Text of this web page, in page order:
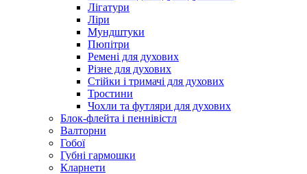
Лігатури
Ліри
Мундштуки
Пюпітри
Ремені для духових
Різне для духових
Стійки і тримачі для духових
Тростини
Чохли та футляри для духових
Блок-флейта і пеннівістл
Валторни
Гобої
Губні гармошки
Кларнети